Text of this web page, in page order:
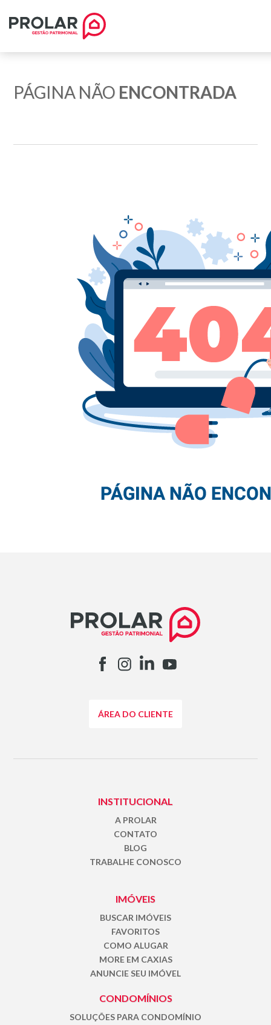
PÁGINA NÃO ENCONTRADA
ÁREA DO CLIENTE
INSTITUCIONAL
A PROLAR
CONTATO
BLOG
TRABALHE CONOSCO
IMÓVEIS
BUSCAR IMÓVEIS
FAVORITOS
COMO ALUGAR
MORE EM CAXIAS
ANUNCIE SEU IMÓVEL
CONDOMÍNIOS
SOLUÇÕES PARA CONDOMÍNIO